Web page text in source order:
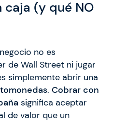
caja (y qué NO
no es
de Wall Street ni jugar
simplemente abrir una
. Cobrar con
significa aceptar
de valor que un